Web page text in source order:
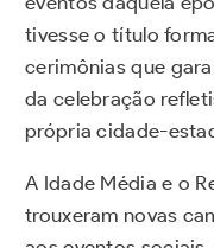
tivesse o título
cerimônias que
da celebração
própria cidade-
A Idade Média e o
trouxeram novas